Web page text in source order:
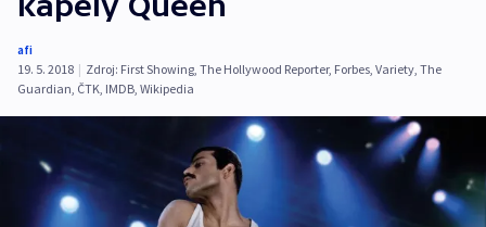
afi
19. 5. 2018 | Zdroj: First Showing, The Hollywood Reporter, Forbes, Variety, The
Guardian, ČTK, IMDB, Wikipedia